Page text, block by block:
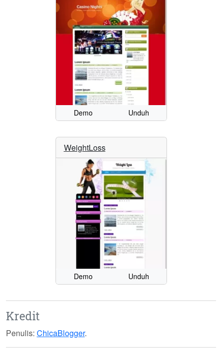
Demo Unduh
WeightLoss
Demo Unduh
Kredit
Penulis: ChicaBlogger.